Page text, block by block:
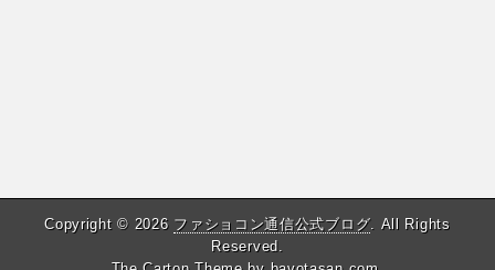
Copyright © 2026 ファショコン通信公式ブログ. All Rights
Reserved.